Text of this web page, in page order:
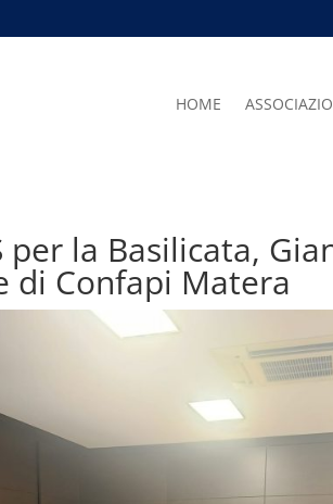
HOME
per la Basilicata,
di Confapi Matera